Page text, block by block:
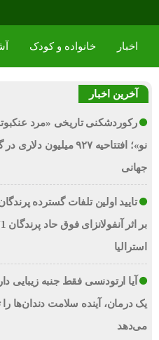
اخبار خانواده و کودک
آخرین اخبار
رکوردشکنی تاریخی «مرد
نو»؛ افتتاحیه ۹۲۷ میلیون
جهانی
تایید اولین تلفات گسترده
استرالیا
آیا ارتودنسی فقط جنبه زیبایی
یک درمان، آینده سلامت دندان‌ها را
می‌دهد